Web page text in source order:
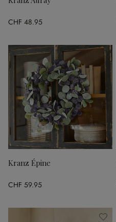
CHF 48.95
Kranz Épine
CHF 59.95